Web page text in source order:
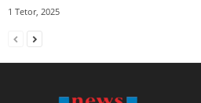
1 Tetor, 2025